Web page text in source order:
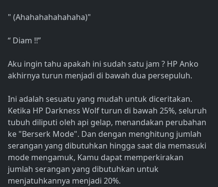
" (Ahahahahahahaha)"
“ Diam !!”
Aku ingin tahu apakah ini sudah satu jam ? HP Anko
akhirnya turun menjadi di bawah dua persepuluh.
Ini adalah sesuatu yang mudah untuk diceritakan.
Ketika HP Darkness Wolf turun di bawah 25%, seluruh
tubuh diliputi oleh api gelap, menandakan perubahan
ke "Berserk Mode". Dan dengan menghitung jumlah
serangan yang dibutuhkan hingga saat dia memasuki
mode mengamuk, Kamu dapat memperkirakan
jumlah serangan yang dibutuhkan untuk
menjatuhkannya menjadi 20%.